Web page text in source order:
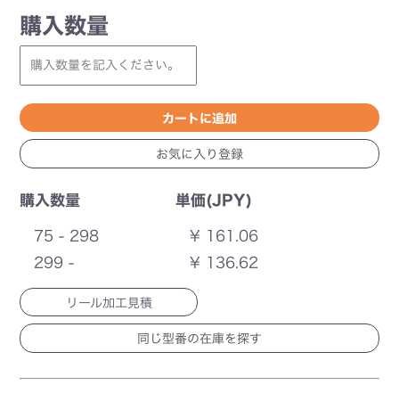
購入数量
購入数量 単価(JPY)
75 - 298
¥ 161.06
299 -
¥ 136.62
リール加工見積